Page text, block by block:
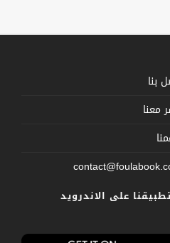
بنا
معنا
على الاندرويد